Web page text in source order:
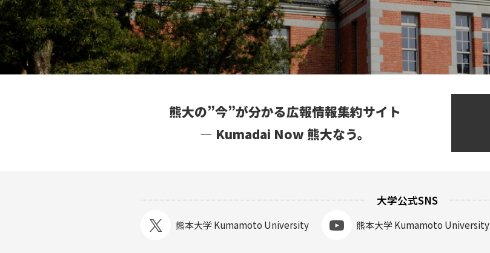
熊大の”今”が分かる広報情報集約サイト
― Kumadai Now 熊大なう。
大学公式SNS
熊本大学 Kumamoto University 熊本大学 Kumamoto University